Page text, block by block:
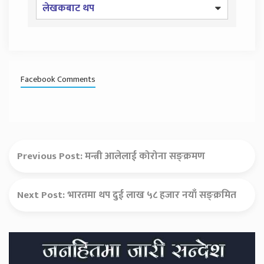
लेखकबाट थप
Facebook Comments
Previous Post:मन्त्री आलेलाई कोरोना सङ्क्रमण
Next Post:भारतमा थप दुई लाख ५८ हजार नयाँ सङ्क्रमित
Secondary
Sidebar